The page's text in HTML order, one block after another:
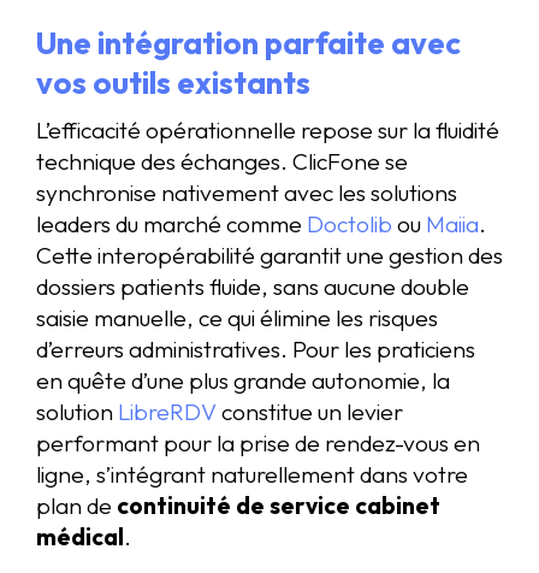
Une intégration parfaite avec
vos outils existants
L’efficacité opérationnelle repose sur la fluidité
technique des échanges. ClicFone se
synchronise nativement avec les solutions
leaders du marché comme Doctolib ou Maiia.
Cette interopérabilité garantit une gestion des
dossiers patients fluide, sans aucune double
saisie manuelle, ce qui élimine les risques
d’erreurs administratives. Pour les praticiens
en quête d’une plus grande autonomie, la
solution LibreRDV constitue un levier
performant pour la prise de rendez-vous en
ligne, s’intégrant naturellement dans votre
plan de continuité de service cabinet
médical.